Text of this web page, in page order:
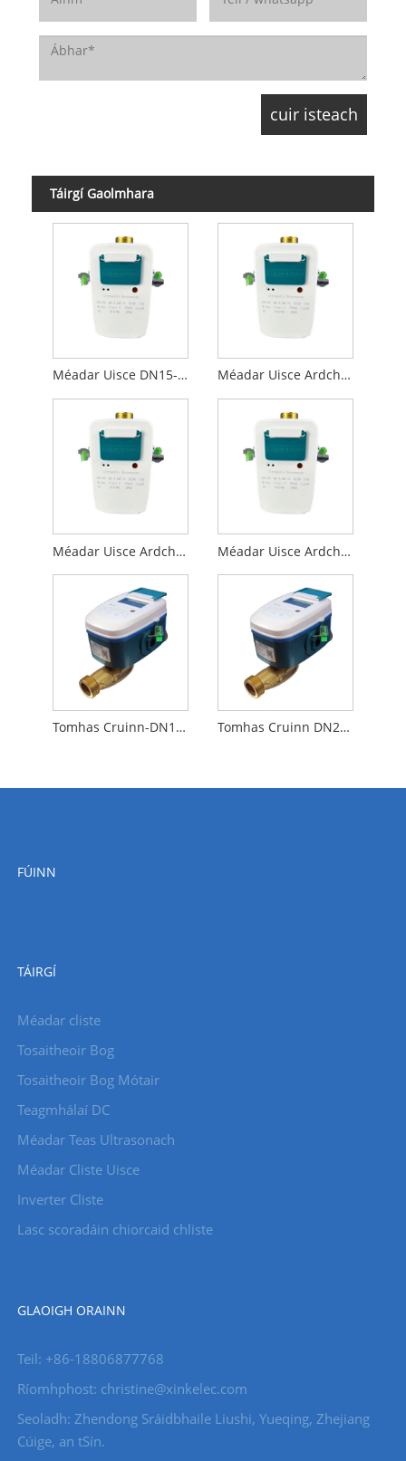
Táirgí Gaolmhara
Méadar Uisce DN15-Ultrasonic Ardchaighdeáin le Modbus RS485 (m-bus) Méadar Uisce Ardchaighdeáin DN20-Ultrasonic le Modbus RS485 (m-bus)
Méadar Uisce Ardchaighdeáin-DN25-Ultrasonic le Modbus RS485 (m-bus) Méadar Uisce Ardchaighdeáin-DN32-Ultrasonic le Modbus RS485 (m-bus)
Tomhas Cruinn-DN15-NB-IOT Méadar Uisce Ultrasonach Tomhas Cruinn DN20-NB-IOT Méadar Uisce Ultrasonach
FÚINN
TÁIRGÍ
Méadar cliste
Tosaitheoir Bog
Tosaitheoir Bog Mótair
Teagmhálaí DC
Méadar Teas Ultrasonach
Méadar Cliste Uisce
Inverter Cliste
Lasc scoradáin chiorcaid chliste
GLAOIGH ORAINN
Teil: +86-18806877768
Ríomhphost: christine@xinkelec.com
Seoladh: Zhendong Sráidbhaile Liushi, Yueqing, Zhejiang
Cúige, an tSín.